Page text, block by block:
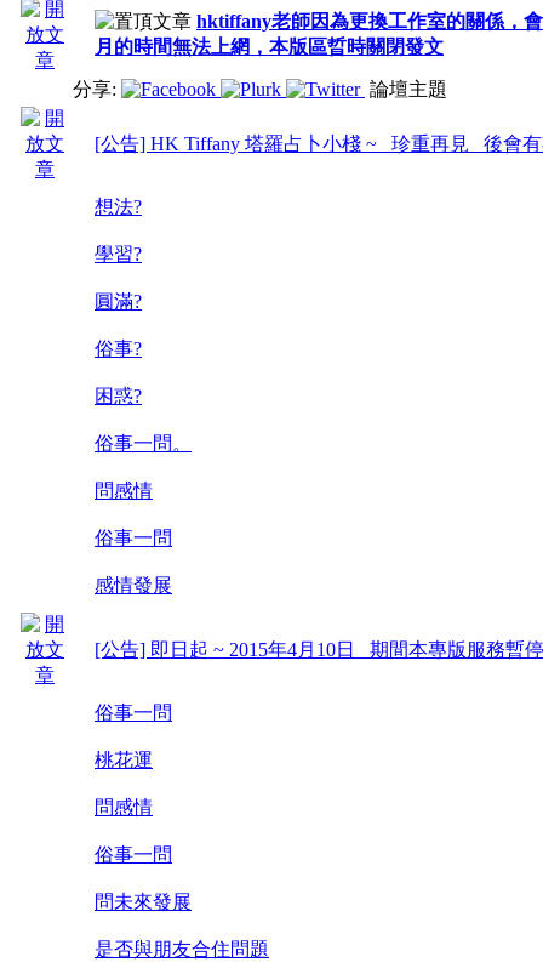
hktiffany老師因為更換工作室的關係，
月的時間無法上網，本版區晢時關閉發文
分享: 論壇主題
[公告] HK Tiffany 塔羅占卜小棧 ~ 珍重再見 後會
想法?
學習?
圓滿?
俗事?
困惑?
俗事一問。
問感情
俗事一問
感情發展
[公告] 即日起 ~ 2015年4月10日 期間本專版服務暫
俗事一問
桃花運
問感情
俗事一問
問未來發展
是否與朋友合住問題